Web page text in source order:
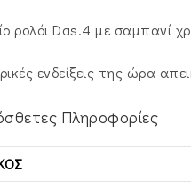
ρολόι Das.4 με σαμπανί
ενδείξεις της ώρα
Πληροφορίες